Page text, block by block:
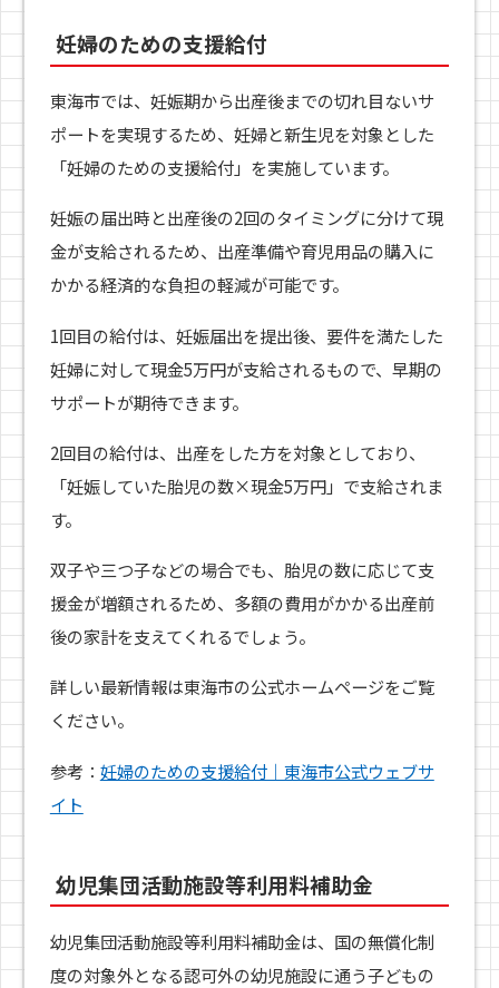
妊婦のための支援給付
東海市では、妊娠期から出産後までの切れ目ないサ
ポートを実現するため、妊婦と新生児を対象とした
「妊婦のための支援給付」を実施しています。
妊娠の届出時と出産後の2回のタイミングに分けて現
金が支給されるため、出産準備や育児用品の購入に
かかる経済的な負担の軽減が可能です。
1回目の給付は、妊娠届出を提出後、要件を満たした
妊婦に対して現金5万円が支給されるもので、早期の
サポートが期待できます。
2回目の給付は、出産をした方を対象としており、
「妊娠していた胎児の数×現金5万円」で支給されま
す。
双子や三つ子などの場合でも、胎児の数に応じて支
援金が増額されるため、多額の費用がかかる出産前
後の家計を支えてくれるでしょう。
詳しい最新情報は東海市の公式ホームページをご覧
ください。
参考： 妊婦のための支援給付｜東海市公式ウェブサ
イト
幼児集団活動施設等利用料補助金
幼児集団活動施設等利用料補助金は、国の無償化制
度の対象外となる認可外の幼児施設に通う子どもの